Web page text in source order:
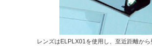
レンズはELPLX01を使用し、至近距離から